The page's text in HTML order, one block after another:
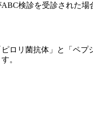
検診を受診された
ロリ菌抗体」と「ペ
。